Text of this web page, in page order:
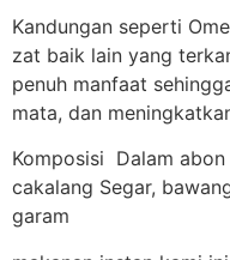
Kandungan seperti
zat baik lain yang
penuh manfaat
mata, dan
Komposisi Dalam
cakalang Segar,
garam